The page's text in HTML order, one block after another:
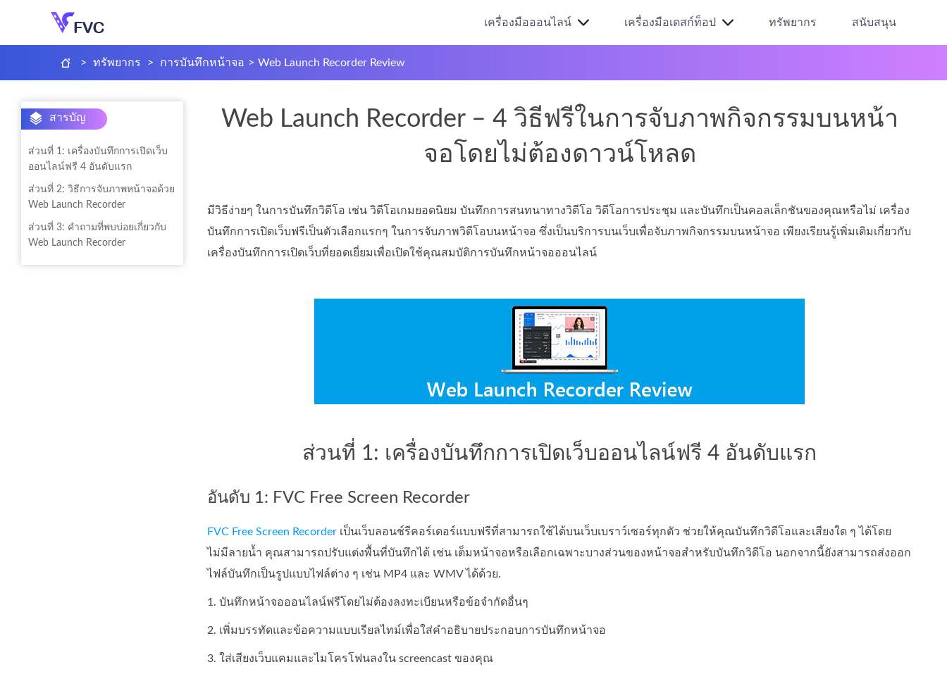
เครื่องมือออนไลน์ เครื่องมือเดสก์ท็อป ทรัพยากร สนับสนุน
> ทรัพยากร > การบันทึกหน้าจอ > Web Launch Recorder Review
สารบัญ
ส่วนที่ 1: เครื่องบันทึกการเปิดเว็บ
ออนไลน์ฟรี 4 อันดับแรก
ส่วนที่ 2: วิธีการจับภาพหน้าจอด้วย
Web Launch Recorder
ส่วนที่ 3: คำถามที่พบบ่อยเกี่ยวกับ
Web Launch Recorder
Web Launch Recorder – 4 วิธีฟรีในการจับภาพกิจกรรมบนหน้า
จอโดยไม่ต้องดาวน์โหลด
มีวิธีง่ายๆ ในการบันทึกวิดีโอ เช่น วิดีโอเกมยอดนิยม บันทึกการสนทนาทางวิดีโอ วิดีโอการประชุม และบันทึกเป็นคอลเล็กชันของคุณหรือไม่ เครื่อง
บันทึกการเปิดเว็บฟรีเป็นตัวเลือกแรกๆ ในการจับภาพวิดีโอบนหน้าจอ ซึ่งเป็นบริการบนเว็บเพื่อจับภาพกิจกรรมบนหน้าจอ เพียงเรียนรู้เพิ่มเติมเกี่ยวกับ
เครื่องบันทึกการเปิดเว็บที่ยอดเยี่ยมเพื่อเปิดใช้คุณสมบัติการบันทึกหน้าจอออนไลน์
ส่วนที่ 1: เครื่องบันทึกการเปิดเว็บออนไลน์ฟรี 4 อันดับแรก
อันดับ 1: FVC Free Screen Recorder
FVC Free Screen Recorder เป็นเว็บลอนช์รีคอร์เดอร์แบบฟรีที่สามารถใช้ได้บนเว็บเบราว์เซอร์ทุกตัว ช่วยให้คุณบันทึกวิดีโอและเสียงใด ๆ ได้โดย
ไม่มีลายน้ำ คุณสามารถปรับแต่งพื้นที่บันทึกได้ เช่น เต็มหน้าจอหรือเลือกเฉพาะบางส่วนของหน้าจอสำหรับบันทึกวิดีโอ นอกจากนี้ยังสามารถส่งออก
ไฟล์บันทึกเป็นรูปแบบไฟล์ต่าง ๆ เช่น MP4 และ WMV ได้ด้วย.
1. บันทึกหน้าจอออนไลน์ฟรีโดยไม่ต้องลงทะเบียนหรือข้อจำกัดอื่นๆ
2. เพิ่มบรรทัดและข้อความแบบเรียลไทม์เพื่อใส่คำอธิบายประกอบการบันทึกหน้าจอ
3. ใส่เสียงเว็บแคมและไมโครโฟนลงใน screencast ของคุณ